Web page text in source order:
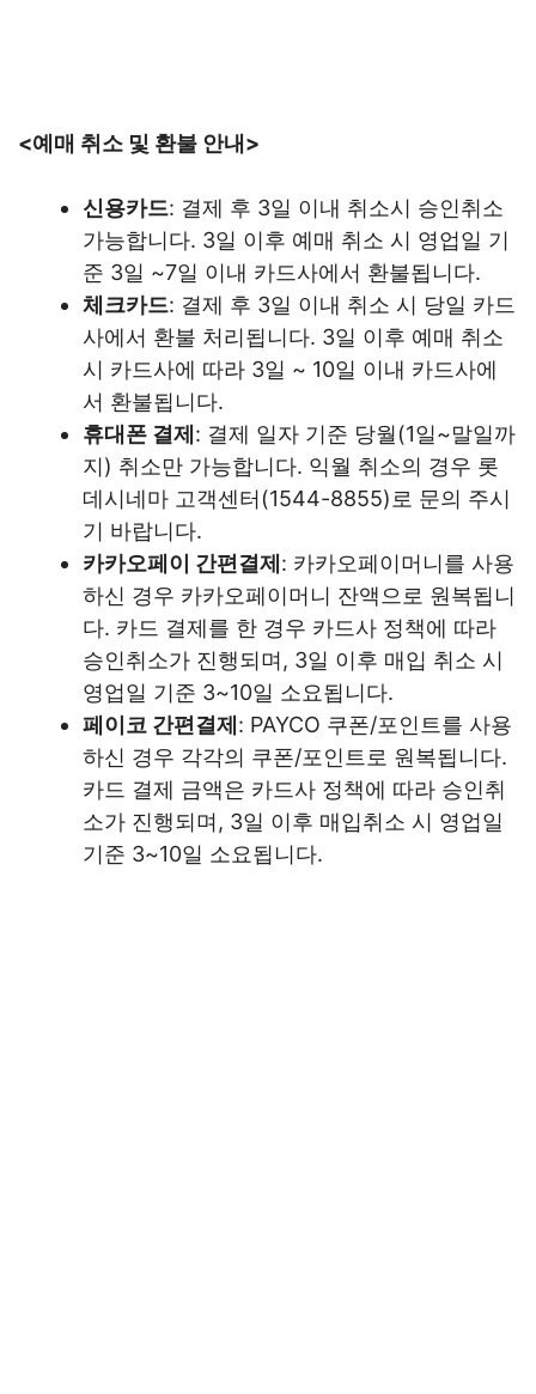
<예매 취소 및 환불 안내>
신용카드: 결제 후 3일 이내 취소시 승인취소
가능합니다. 3일 이후 예매 취소 시 영업일 기
준 3일 ~7일 이내 카드사에서 환불됩니다.
체크카드: 결제 후 3일 이내 취소 시 당일 카드
사에서 환불 처리됩니다. 3일 이후 예매 취소
시 카드사에 따라 3일 ~ 10일 이내 카드사에
서 환불됩니다.
휴대폰 결제 : 결제 일자 기준 당월(1일~말일까
지) 취소만 가능합니다. 익월 취소의 경우 롯
데시네마 고객센터(1544-8855)로 문의 주시
기 바랍니다.
카카오페이 간편결제 : 카카오페이머니를 사용
하신 경우 카카오페이머니 잔액으로 원복됩니
다. 카드 결제를 한 경우 카드사 정책에 따라
승인취소가 진행되며, 3일 이후 매입 취소 시
영업일 기준 3~10일 소요됩니다.
페이코 간편결제 : PAYCO 쿠폰/포인트를 사용
하신 경우 각각의 쿠폰/포인트로 원복됩니다.
카드 결제 금액은 카드사 정책에 따라 승인취
소가 진행되며, 3일 이후 매입취소 시 영업일
기준 3~10일 소요됩니다.